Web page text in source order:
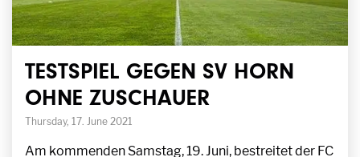
TESTSPIEL GEGEN SV HORN
OHNE ZUSCHAUER
Thursday, 17. June 2021
Am kommenden Samstag, 19. Juni, bestreitet der FC